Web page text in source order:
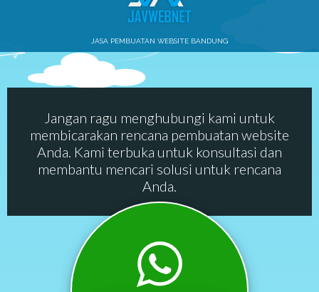
JASA PEMBUATAN WEBSITE BANDUNG
Jangan ragu menghubungi kami untuk
membicarakan rencana pembuatan website
Anda. Kami terbuka untuk konsultasi dan
membantu mencari solusi untuk rencana
Anda.